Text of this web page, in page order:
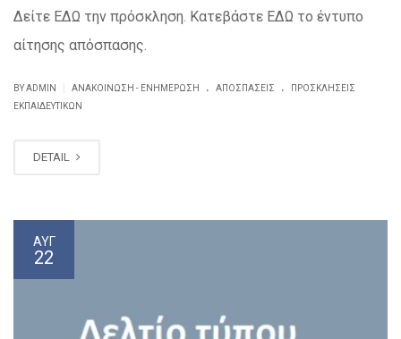
Δείτε ΕΔΩ την πρόσκληση. Κατεβάστε ΕΔΩ το έντυπο
αίτησης απόσπασης.
BY ADMIN ΑΝΑΚΟΊΝΩΣΗ - ΕΝΗΜΈΡΩΣΗ . ΑΠΟΣΠΆΣΕΙΣ .
ΠΡΟΣΚΛΗΣΕΙΣ
ΕΚΠΑΙΔΕΥΤΙΚΏΝ
DETAIL
ΑΥΓ
22